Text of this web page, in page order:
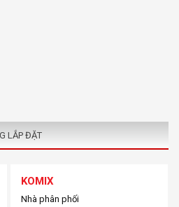
LẮP ĐẶT
KOMIX
Nhà phân phối